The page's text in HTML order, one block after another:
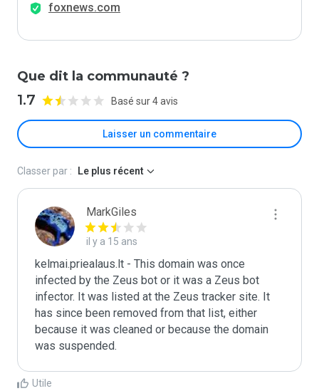
foxnews.com
Que dit la communauté ?
1.7 Basé sur 4 avis
Laisser un commentaire
Classer par : Le plus récent
MarkGiles
il y a 15 ans
kelmai.priealaus.lt - This domain was once
infected by the Zeus bot or it was a Zeus bot
infector. It was listed at the Zeus tracker site. It
has since been removed from that list, either
because it was cleaned or because the domain
was suspended.
Utile